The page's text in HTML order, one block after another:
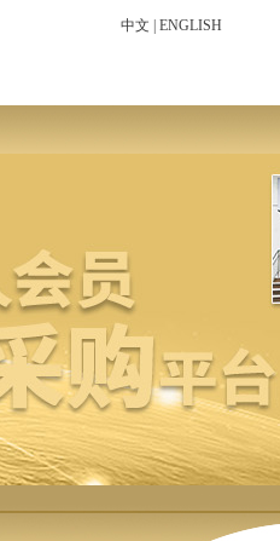
中文 ENGLISH